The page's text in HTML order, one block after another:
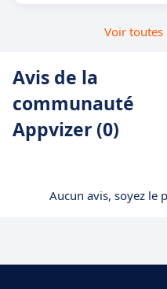
Voir toutes
Avis de la
communauté
Appvizer (0)
Aucun avis, soyez le